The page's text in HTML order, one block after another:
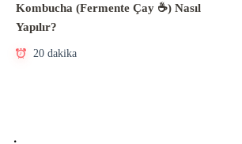
Kombucha (Fermente Çay ☕) Nasıl
Yapılır?
20 dakika